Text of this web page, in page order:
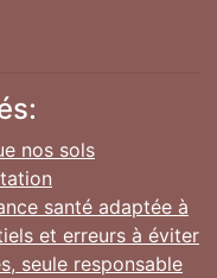
nos sols
santé adaptée à
et erreurs à éviter
seule responsable